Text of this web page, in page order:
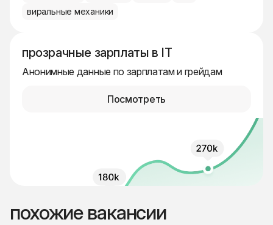
виральные механики
прозрачные зарплаты в IT
Анонимные данные по зарплатам и грейдам
Посмотреть
похожие вакансии